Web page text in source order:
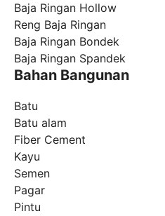
Baja Ringan Hollow
Reng Baja Ringan
Baja Ringan Bondek
Baja Ringan Spandek
Bahan Bangunan
Batu
Batu alam
Fiber Cement
Kayu
Semen
Pagar
Pintu